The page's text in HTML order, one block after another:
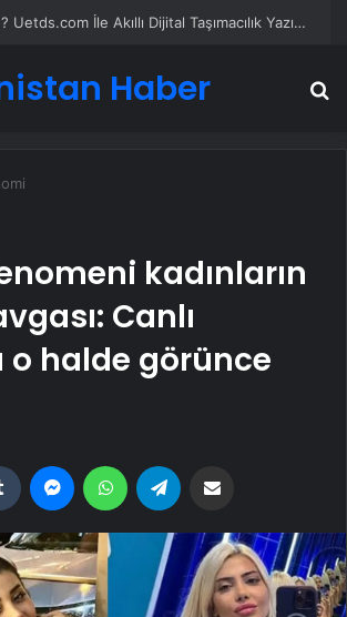
UETDS Nedir ? Uetds.com İle Akıllı Dijital Taşımacılık Yazılımı
Haber
kadınların
Canlı
o halde görünce
Tumblr MessengerWhatsApp